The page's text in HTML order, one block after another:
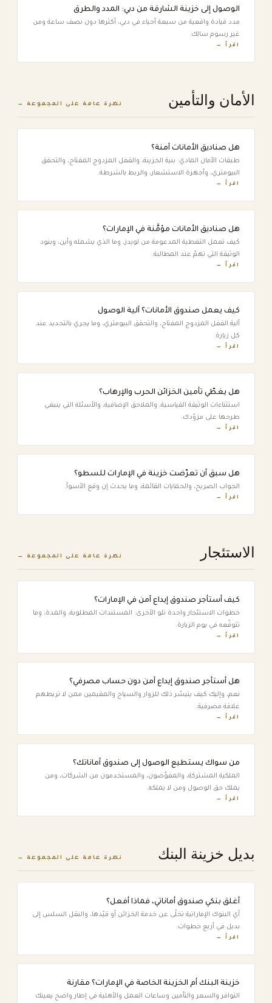
الوصول إلى خزينة الشارقة من دبي: المدد والطرق
مدد قيادة واقعية من سبعة أحياء في دبي، أكثرها دون نصف ساعة ومن
غير رسوم سالك.
اقرأ →
الأمان والتأمين نظرة عامة على المجموعة →
هل صناديق الأمانات آمنة؟
طبقات الأمان المادي: بنية الخزينة، والقفل المزدوج المفتاح، والتحقق
البيومتري، وأجهزة الاستشعار، والربط بالشرطة.
اقرأ →
هل صناديق الأمانات مؤمَّنة في الإمارات؟
كيف تعمل التغطية المدعومة من لويدز، وما الذي يشمله وأين، وبنود
الوثيقة التي تهمّ عند المطالبة.
اقرأ →
كيف يعمل صندوق الأمانات؟ آلية الوصول
آلية القفل المزدوج المفتاح، والتحقق البيومتري، وما يجري بالتحديد عند
كل زيارة.
اقرأ →
هل يغطّي تأمين الخزائن الحرب والإرهاب؟
استثناءات الوثيقة القياسية، والملاحق الإضافية، والأسئلة التي ينبغي
طرحها على مزوّدك.
اقرأ →
هل سبق أن تعرّضت خزينة في الإمارات للسطو؟
الجواب الصريح، والحمايات القائمة، وما يحدث إن وقع الأسوأ.
اقرأ →
الاستئجار نظرة عامة على المجموعة →
كيف أستأجر صندوق إيداع آمن في الإمارات؟
خطوات الاستئجار واحدة تلو الأخرى: المستندات المطلوبة، والمدة، وما
تتوقّعه في يوم الزيارة.
اقرأ →
هل أستأجر صندوق إيداع آمن دون حساب مصرفي؟
نعم، وإليك كيف يتيسّر ذلك للزوار والسياح والمقيمين ممن لا تربطهم
علاقة مصرفية.
اقرأ →
من سواك يستطيع الوصول إلى صندوق أماناتك؟
الملكية المشتركة، والمفوَّضون، والمستخدمون من الشركات، ومن
يملك حق الوصول ومن لا يملكه.
اقرأ →
بديل خزينة البنك نظرة عامة على المجموعة →
أغلق بنكي صندوق أماناتي، فماذا أفعل؟
أي البنوك الإماراتية تخلّى عن خدمة الخزائن أو قيّدها، والنقل السلس إلى
بديل في أربع خطوات.
اقرأ →
خزينة البنك أم الخزينة الخاصة في الإمارات؟ مقارنة
التوافر والسعر والتأمين وساعات العمل والأهلية في إطار واضح يعينك